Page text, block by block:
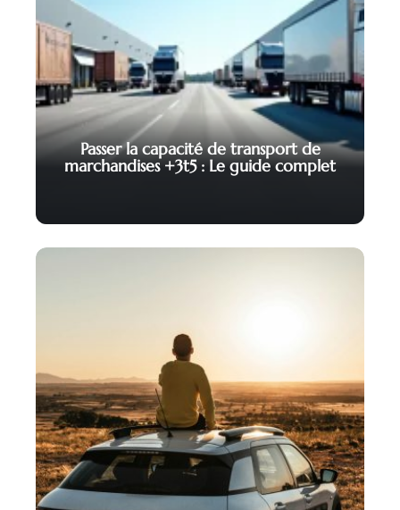
Passer la capacité de transport de
marchandises +3t5 : Le guide complet